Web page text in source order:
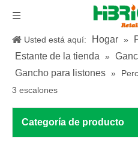
Usted está aquí: Hogar »
Estante de la tienda »
Gancho para listones »
3 escalones
Categoría de producto